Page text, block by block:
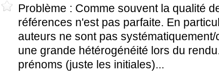
Problème : Comme souvent la qualité
références n'est pas parfaite. En
auteurs ne sont pas
une grande hétérogénéité lors du
prénoms (juste les initiales)...